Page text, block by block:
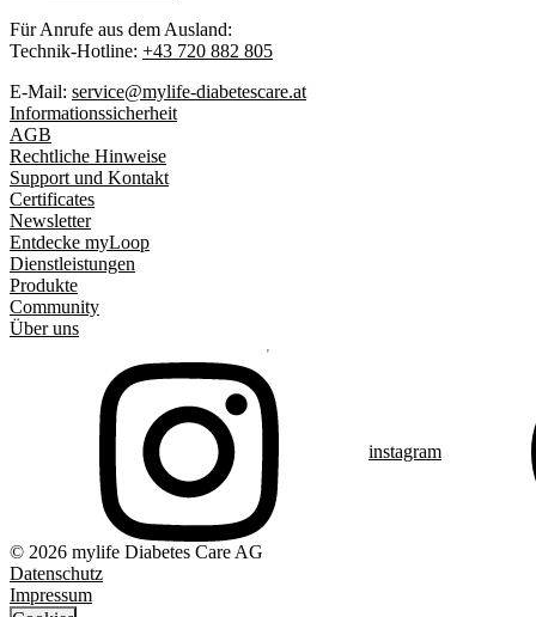
Für Anrufe aus dem Ausland:
Technik-Hotline: +43 720 882 805
E-Mail: service@mylife-diabetescare.at
Informationssicherheit
AGB
Rechtliche Hinweise
Support und Kontakt
Certificates
Newsletter
Entdecke myLoop
Dienstleistungen
Produkte
Community
Über uns
instagram
© 2026 mylife Diabetes Care AG
Datenschutz
Impressum